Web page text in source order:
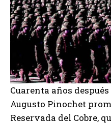
Cuarenta años
Augusto Pinochet
Reservada del Cobre,